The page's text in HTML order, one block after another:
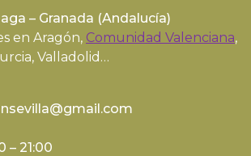
– Granada (Andalucía)
en Aragón, Comunidad Valenciana,
Valladolid…
– 21:00